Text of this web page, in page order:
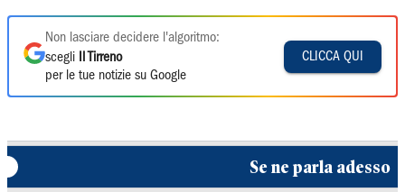
Non lasciare decidere l'algoritmo:
scegli
Il Tirreno
per le tue notizie su Google
CLICCA QUI
Se ne parla adesso